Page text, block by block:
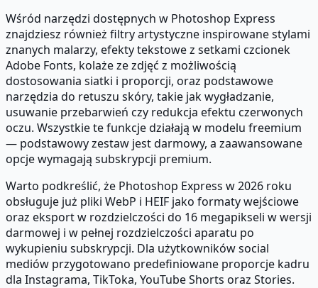
Wśród narzędzi dostępnych w Photoshop Express
znajdziesz również filtry artystyczne inspirowane stylami
znanych malarzy, efekty tekstowe z setkami czcionek
Adobe Fonts, kolaże ze zdjęć z możliwością
dostosowania siatki i proporcji, oraz podstawowe
narzędzia do retuszu skóry, takie jak wygładzanie,
usuwanie przebarwień czy redukcja efektu czerwonych
oczu. Wszystkie te funkcje działają w modelu freemium
— podstawowy zestaw jest darmowy, a zaawansowane
opcje wymagają subskrypcji premium.
Warto podkreślić, że Photoshop Express w 2026 roku
obsługuje już pliki WebP i HEIF jako formaty wejściowe
oraz eksport w rozdzielczości do 16 megapikseli w wersji
darmowej i w pełnej rozdzielczości aparatu po
wykupieniu subskrypcji. Dla użytkowników social
mediów przygotowano predefiniowane proporcje kadru
dla Instagrama, TikToka, YouTube Shorts oraz Stories.